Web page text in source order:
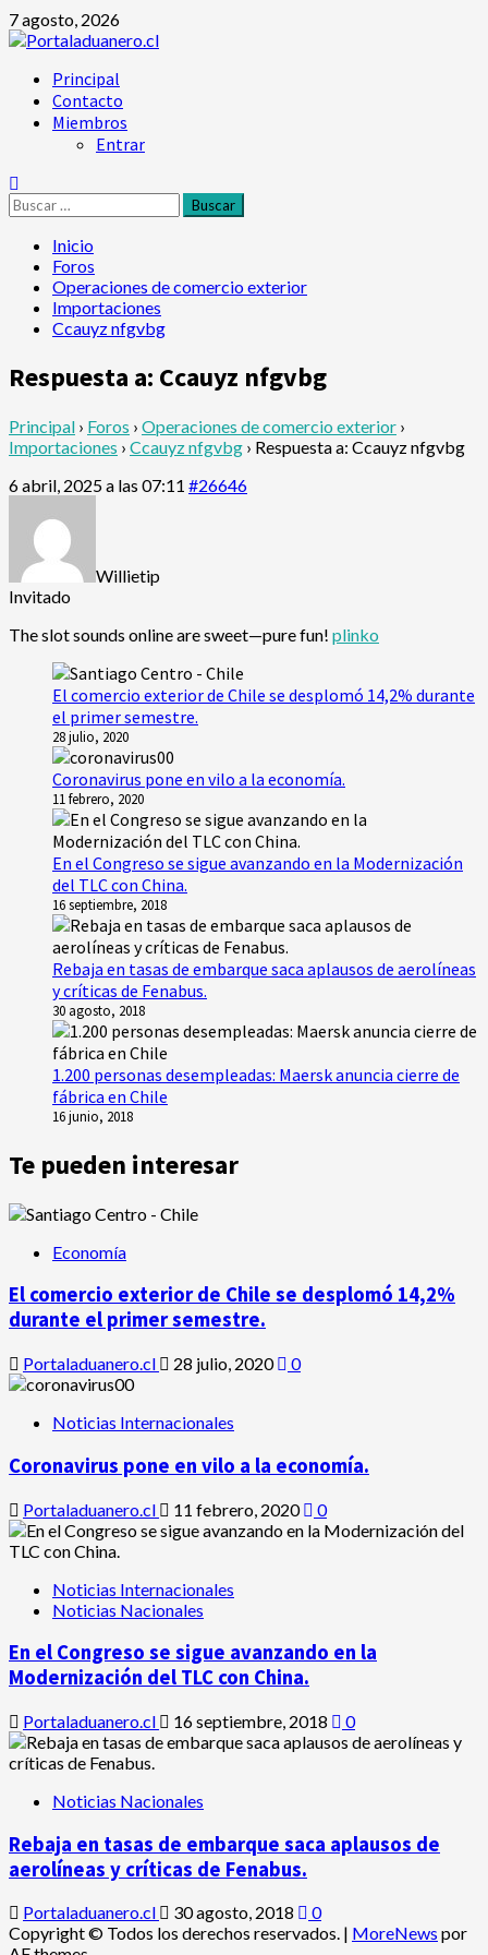
Saltar
al
7 agosto, 2026
Menú
principal
Principal
Contacto
Miembros
Entrar
Buscar:
Inicio
Foros
Operaciones de comercio exterior
Importaciones
Ccauyz nfgvbg
Respuesta a: Ccauyz nfgvbg
Principal › Foros › Operaciones de comercio exterior ›
Importaciones › Ccauyz nfgvbg › Respuesta a: Ccauyz nfgvbg
6 abril, 2025 a las 07:11 #26646
Willietip
Invitado
The slot sounds online are sweet—pure fun! plinko
El comercio exterior de Chile se desplomó 14,2% durante
el primer semestre.
28 julio, 2020
Coronavirus pone en vilo a la economía.
11 febrero, 2020
En el Congreso se sigue avanzando en la Modernización
del TLC con China.
16 septiembre, 2018
Rebaja en tasas de embarque saca aplausos de aerolíneas
y críticas de Fenabus.
30 agosto, 2018
1.200 personas desempleadas: Maersk anuncia cierre de
fábrica en Chile
16 junio, 2018
Te pueden interesar
Economía
El comercio exterior de Chile se desplomó 14,2%
durante el primer semestre.
Portaladuanero.cl 28 julio, 2020 0
Noticias Internacionales
Coronavirus pone en vilo a la economía.
Portaladuanero.cl 11 febrero, 2020 0
Noticias Internacionales
Noticias Nacionales
En el Congreso se sigue avanzando en la
Modernización del TLC con China.
Portaladuanero.cl 16 septiembre, 2018 0
Noticias Nacionales
Rebaja en tasas de embarque saca aplausos de
aerolíneas y críticas de Fenabus.
Portaladuanero.cl 30 agosto, 2018
0
Copyright © Todos los derechos reservados. | MoreNews por